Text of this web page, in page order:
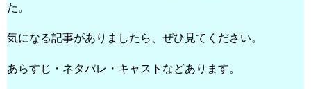
た。
気になる記事がありましたら、ぜひ見てください。
あらすじ・ネタバレ・キャストなどあります。